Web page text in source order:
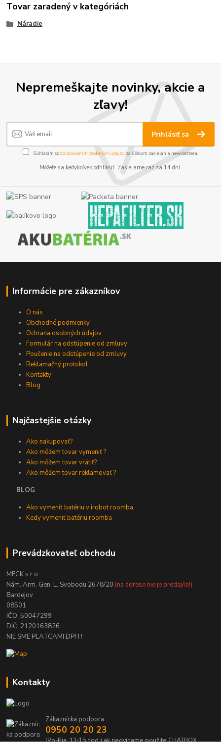
Tovar zaradený v kategóriách
Náradie
Nepremeškajte novinky, akcie a
zľavy!
Prihlásiť sa
Súhlasím sospracovaním osobných údajov za účelom zasielania newslettera.
Môžete sa kedykoľvek odhlásiť. Zasielame raz za 14 dní.
Informácie pre zákazníkov
O nás
Obchodné podmienky
Ochrana osobných údajov
Formulár na odstúpenie od zmluvy
Poučenie na odstúpenie od zmluvy
Reklamačný protokol
Kontakty
Blog
Najčastejšie otázky
Ako nakupovať?
Ako môžem tovar vymeniť ?
Ako môžem tovar vrátiť?
Ako môžem tovar reklamovať ?
BLOG
Ako vymeniť batériu v irobot roomba
Kedy vymeniť batériu roomba
Prevádzkovateľ obchodu
MECK s.r.o.
Nám. Arm. Gen. L. Svobodu 2678/20 (na adrese nie je predajňa!)
Bardejov
08501
IČO: 50047299
DIČ: 2120163826
NIE SME PLATCAMI DPH !
Kontakty
Zákaznícka podpora
0950 20 20 23
(Po-Pia, 13-15 hod.) ak nedvíhame použite CHATBOX